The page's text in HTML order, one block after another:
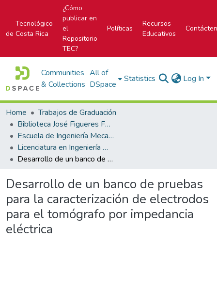
Tecnológico
de Costa Rica
¿Cómo
publicar en
el
Repositorio
TEC?
Políticas
Recursos
Educativos
Communities
& Collections
All of
DSpace
Statistics Log In
Home
Trabajos de Graduación
Biblioteca José Figueres Ferrer
Escuela de Ingeniería Mecatrónica (antes era Área Académica de Ingeniería Mecatrónica)
Licenciatura en Ingeniería Mecatrónica
Desarrollo de un banco de pruebas para la caracterización de electrodos para el tomógrafo por impedancia eléctrica
Desarrollo de un banco de pruebas
para la caracterización de electrodos
para el tomógrafo por impedancia
eléctrica